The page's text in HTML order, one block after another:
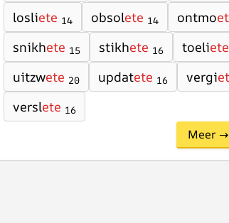
losliete 14 obsolete 14 ontmo
snikhete 15 stikhete 16 toeliete
uitzwete 20 updatete 16 vergi
verslete 16
Meer →